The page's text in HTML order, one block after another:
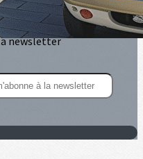
newsletter